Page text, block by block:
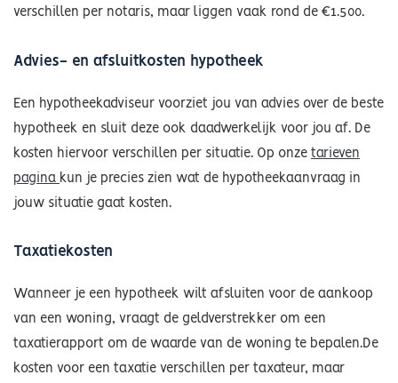
verschillen per notaris, maar liggen vaak rond de €1.500.
Advies- en afsluitkosten hypotheek
Een hypotheekadviseur voorziet jou van advies over de beste
hypotheek en sluit deze ook daadwerkelijk voor jou af. De
kosten hiervoor verschillen per situatie. Op onze tarieven
pagina kun je precies zien wat de hypotheekaanvraag in
jouw situatie gaat kosten.
Taxatiekosten
Wanneer je een hypotheek wilt afsluiten voor de aankoop
van een woning, vraagt de geldverstrekker om een
taxatierapport om de waarde van de woning te bepalen.De
kosten voor een taxatie verschillen per taxateur, maar